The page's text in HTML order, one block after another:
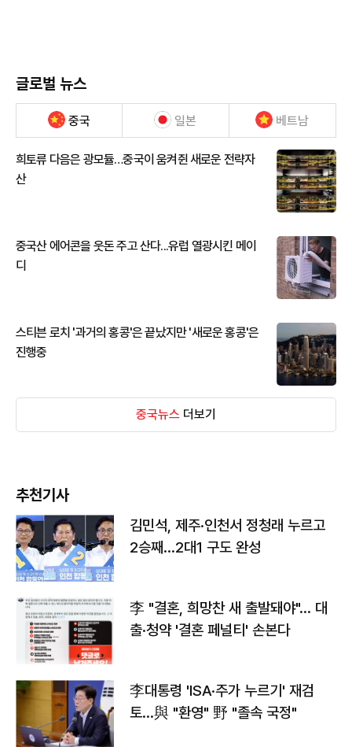
글로벌 뉴스
중국 일본 베트남
희토류 다음은 광모듈…중국이 움켜쥔 새로운 전략자
산
중국산 에어콘을 웃돈 주고 산다...유럽 열광시킨 메이
디
스티븐 로치 '과거의 홍콩'은 끝났지만 '새로운 홍콩'은
진행중
중국뉴스 더보기
추천기사
김민석, 제주·인천서 정청래 누르고
2승째…2대1 구도 완성
李 "결혼, 희망찬 새 출발돼야"… 대
출·청약 '결혼 페널티' 손본다
李대통령 'ISA·주가 누르기' 재검
토…與 "환영" 野 "졸속 국정"